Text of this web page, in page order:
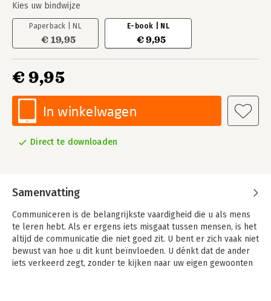
Kies uw bindwijze
Paperback | NL
€ 19,95
E-book | NL
€ 9,95
€ 9,95
In winkelwagen
Direct te downloaden
Samenvatting
Communiceren is de belangrijkste vaardigheid die u als mens
te leren hebt. Als er ergens iets misgaat tussen mensen, is het
altijd de communicatie die niet goed zit. U bent er zich vaak niet
bewust van hoe u dit kunt beïnvloeden. U dénkt dat de ander
iets verkeerd zegt, zonder te kijken naar uw eigen gewoonten